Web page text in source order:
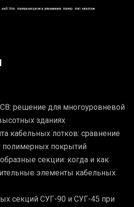
ккб 3по лазерная резка алюминия лазер лэп монтаж
решение для многоуровневой
зданиях
кабельных лотков: сравнение
полимерных покрытий
секции: когда и как
элементы кабельных
секций СУГ-90 и СУГ-45 при